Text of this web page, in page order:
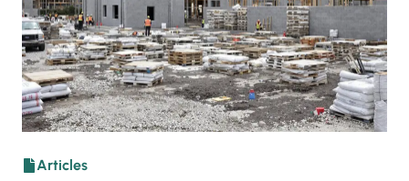
Articles